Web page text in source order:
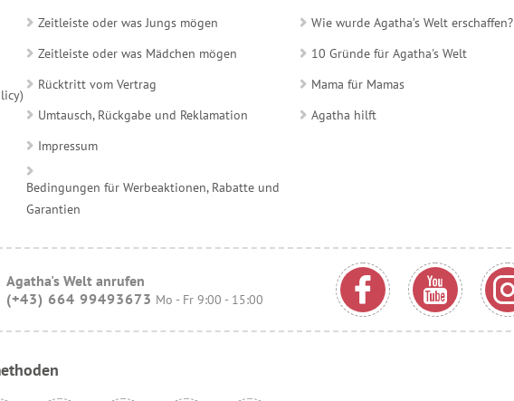
Zeitleiste oder was Jungs mögen
Zeitleiste oder was Mädchen mögen
Rücktritt vom Vertrag
Umtausch, Rückgabe und Reklamation
Impressum
Bedingungen für Werbeaktionen, Rabatte und
Garantien
Wie wurde Agatha’s Welt erschaffen?
10 Gründe für Agatha's Welt
Mama für Mamas
Agatha hilft
Agatha's Welt anrufen
(+43) 664 99493673 Mo - Fr 9:00 - 15:00